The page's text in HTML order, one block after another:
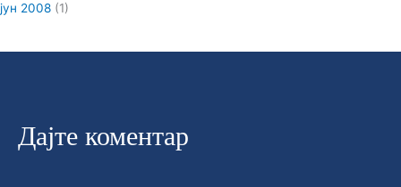
јун 2008 (1)
Дајте коментар